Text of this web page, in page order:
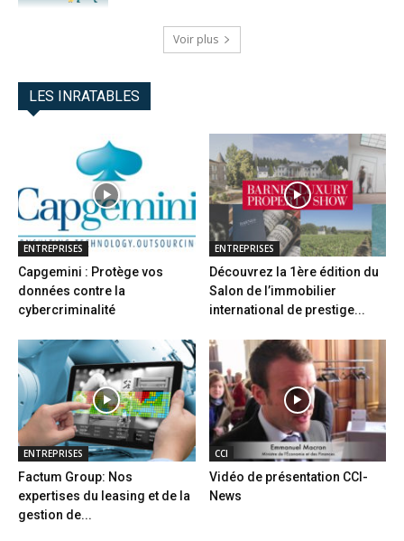
Voir plus
LES INRATABLES
ENTREPRISES
Capgemini : Protège vos
données contre la
cybercriminalité
ENTREPRISES
Découvrez la 1ère édition du
Salon de l’immobilier
international de prestige...
ENTREPRISES
Factum Group: Nos
expertises du leasing et de la
gestion de...
CCI
Vidéo de présentation CCI-
News